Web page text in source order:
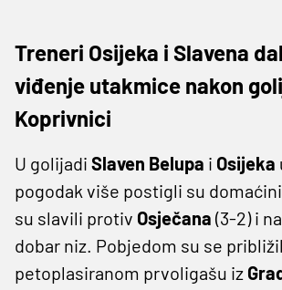
Treneri Osijeka i Slavena
viđenje utakmice nakon
Koprivnici
U golijadi Slaven Belupa i Osijeka
pogodak više postigli su
su slavili protiv Osječana (3-2) i
dobar niz. Pobjedom su se
petoplasiranom prvoligašu iz